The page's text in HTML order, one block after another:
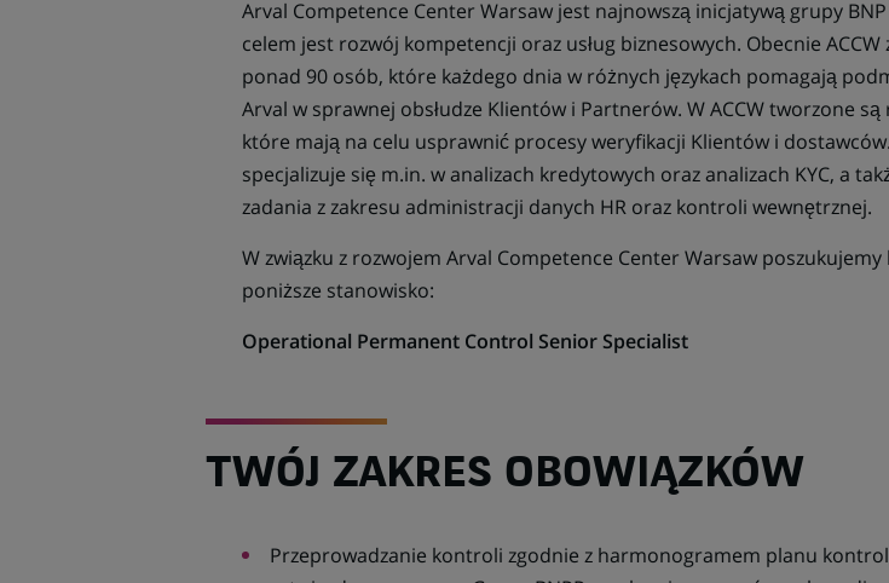
Arval Competence Center Warsaw jest najnowszą inicjatywą grupy
celem jest rozwój kompetencji oraz usług biznesowych. Obecnie
ponad 90 osób, które każdego dnia w różnych językach pomagają
Arval w sprawnej obsłudze Klientów i Partnerów. W ACCW tworzone są
które mają na celu usprawnić procesy weryfikacji Klientów i
specjalizuje się m.in. w analizach kredytowych oraz analizach KYC, a
zadania z zakresu administracji danych HR oraz kontroli wewnętrznej.
W związku z rozwojem Arval Competence Center Warsaw
poniższe stanowisko:
Operational Permanent Control Senior Specialist
TWÓJ ZAKRES OBOWIĄZKÓW
Przeprowadzanie kontroli zgodnie z harmonogramem planu